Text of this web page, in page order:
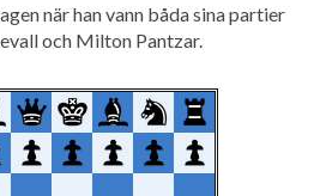
när han vann båda sina partier
och Milton Pantzar.